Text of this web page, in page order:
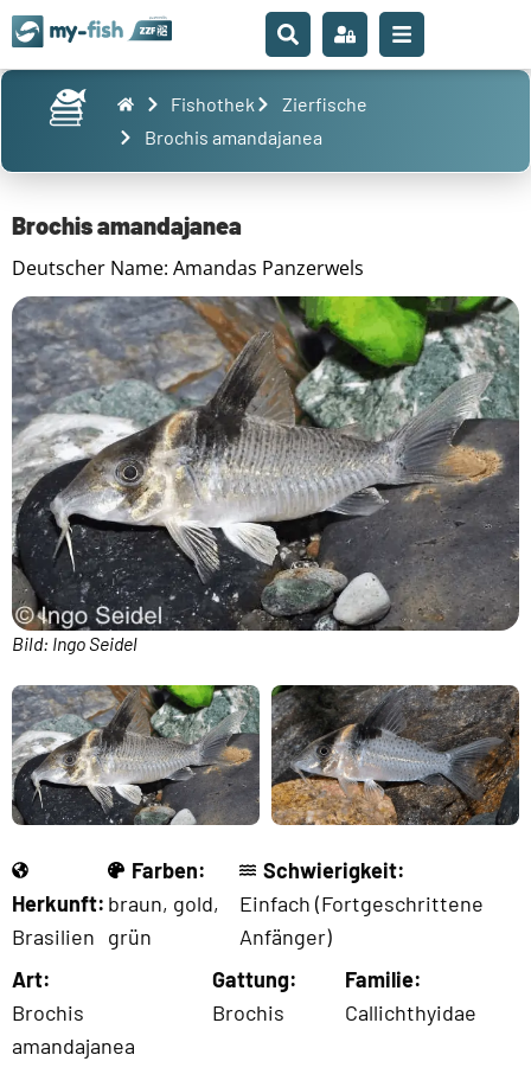
Fishothek
Zierfische
Brochis amandajanea
Brochis amandajanea
Deutscher Name: Amandas Panzerwels
Bild: Ingo Seidel
Herkunft:
Brasilien
Farben:
braun, gold,
grün
Schwierigkeit:
Einfach (Fortgeschrittene
Anfänger)
Art:
Brochis
amandajanea
Gattung:
Brochis
Familie:
Callichthyidae